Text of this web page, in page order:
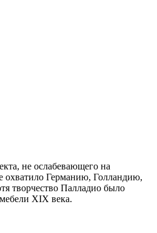
не ослабевающего на
охватило Германию, Голландию,
творчество Палладио было
XIX века.